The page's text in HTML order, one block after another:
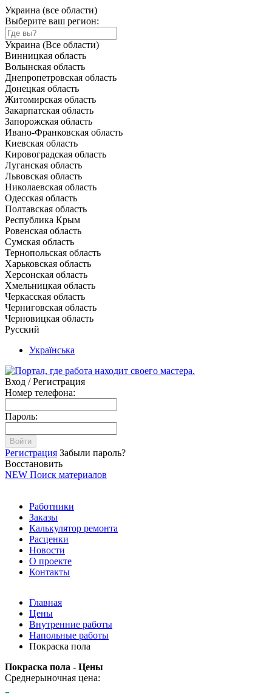
Украина (все области)
Выберите ваш регион:
Украина (Все области)
Винницкая область
Волынская область
Днепропетровская область
Донецкая область
Житомирская область
Закарпатская область
Запорожская область
Ивано-Франковская область
Киевская область
Кировоградская область
Луганская область
Львовская область
Николаевская область
Одесская область
Полтавская область
Республика Крым
Ровенская область
Сумская область
Тернопольская область
Харьковская область
Херсонская область
Хмельницкая область
Черкасская область
Черниговская область
Черновицкая область
Русский
Українська
Вход / Регистрация
Номер телефона:
Пароль:
Войти
Регистрация Забыли пароль?
Восстановить
NEW Поиск материалов
Работники
Заказы
Калькулятор ремонта
Расценки
Новости
О проекте
Контакты
Главная
Цены
Внутренние работы
Напольные работы
Покраска пола
Покраска пола - Цены
Среднерыночная цена:
-